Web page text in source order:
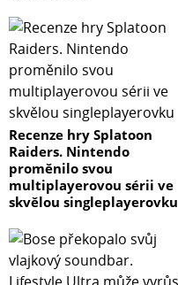
Recenze hry Splatoon
Raiders. Nintendo
proměnilo svou
multiplayerovou sérii ve
skvělou singleplayerovku